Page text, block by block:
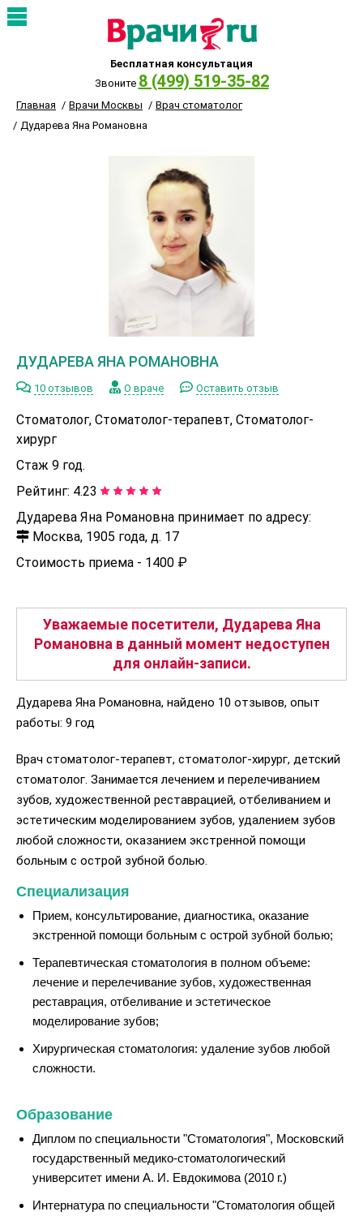
Бесплатная консультация
Звоните 8 (499) 519-35-82
Главная Врачи Москвы
Врач стоматолог
Дударева Яна Романовна
ДУДАРЕВА ЯНА РОМАНОВНА
10 отзывов О враче Оставить отзыв
Стоматолог, Стоматолог-терапевт, Стоматолог-
хирург
Стаж 9 год.
Рейтинг: 4.23
Дударева Яна Романовна принимает по адресу:
Москва, 1905 года, д. 17
Стоимость приема - 1400 ₽
Уважаемые посетители, Дударева Яна
Романовна в данный момент недоступен
для онлайн-записи.
Дударева Яна Романовна, найдено 10 отзывов, опыт
работы: 9 год
Врач стоматолог-терапевт, стоматолог-хирург, детский
стоматолог. Занимается лечением и перелечиванием
зубов, художественной реставрацией, отбеливанием и
эстетическим моделированием зубов, удалением зубов
любой сложности, оказанием экстренной помощи
больным с острой зубной болью.
Специализация
Прием, консультирование, диагностика, оказание
экстренной помощи больным с острой зубной болью;
Терапевтическая стоматология в полном объеме:
лечение и перелечивание зубов, художественная
реставрация, отбеливание и эстетическое
моделирование зубов;
Хирургическая стоматология: удаление зубов любой
сложности.
Образование
Диплом по специальности "Стоматология", Московский
государственный медико-стоматологический
университет имени А. И. Евдокимова (2010 г.)
Интернатура по специальности "Стоматология общей